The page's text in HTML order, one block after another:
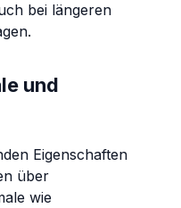
bei längeren
und
Eigenschaften
über
wie